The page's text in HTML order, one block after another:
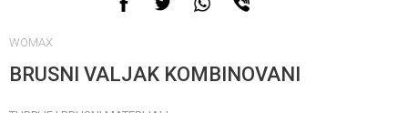
WOMAX
BRUSNI VALJAK KOMBINOVANI